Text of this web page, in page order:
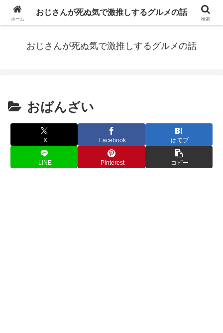
仕事と食べ歩きが趣味の大阪で働くアラフォーおじさんが「関西」で実際食べ
おじさんが死ぬ気で激推しするグルメの話
おばんざい
X Facebook はてブ
LINE Pinterest コピー
ホーム
おじさんが死ぬ気で激推しするグルメの話
検索